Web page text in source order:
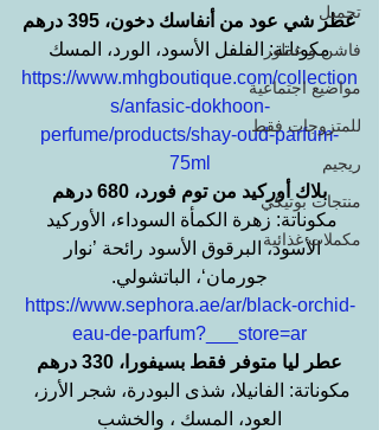
تجميل
فاشن و عطور
مواضيع اجتماعية
للمتزوجات فقط
ريجيم
منتجات بوتيكي
مكملات غذائية
عطر شي عود من أنفاسك دخون، 395 درهم
مكوناتة: الفلفل الأسود، الورد، المسك
https://www.mhgboutique.com/collection
s/anfasic-dokhoon-
perfume/products/shay-oud-parfum-
75ml
بلاك أوركيد من توم فورد، 680 درهم
مكوناتة: زهرة الكمأة السوداء، الأوركيد
الأسود، البرقوق الأسود رائحة ’نوار
جورمان‘، الباتشولي.
https://www.sephora.ae/ar/black-orchid-
eau-de-parfum?___store=ar
عطر ليا متوفر فقط بسيفورا، 330 درهم
مكوناتة: الفانيلا، شذى البودرة، شجر الأرز،
العود، المسك ، والخشب